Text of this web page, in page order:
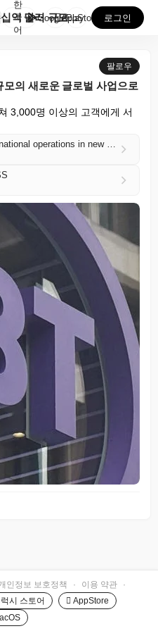
BT와 버라이즌, 수십억 달러 규모의 새로운 글로벌 사...
한
국
어
GooglePlay
AppStore 로그인
팔로우
의 새로운 글로벌 사업으로
3,000명 이상의 고객에게 서
BT and Verizon merge international operations in new global business worth billions
인정보 보호정책 · 이용 약관
·
시 스토어
 AppStore